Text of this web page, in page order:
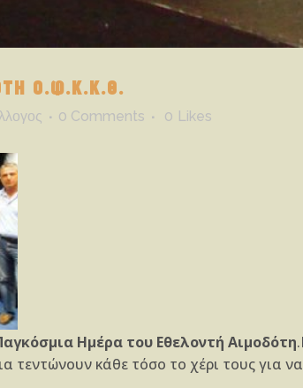
Ο.Φ.Κ.Κ.Θ.
0 Comments 0 Likes
Ημέρα του Εθελοντή Αιμοδότη
τεντώνουν κάθε τόσο το χέρι τους για